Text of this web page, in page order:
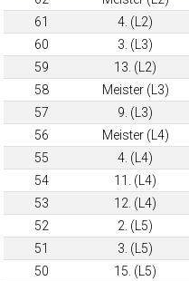
61
4. (L2)
60
3. (L3)
59
13. (L2)
58
Meister (L3)
57
9. (L3)
56
Meister (L4)
55
4. (L4)
54
11. (L4)
53
12. (L4)
52
2. (L5)
51
3. (L5)
50
15. (L5)